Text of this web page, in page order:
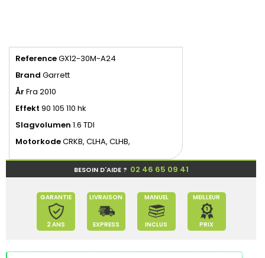
ReferenceGX12-30M-A24
Brand Garrett
År Fra 2010
Effekt 90 105 110 hk
Slagvolumen 1.6 TDI
MotorkodeCRKB, CLHA, CLHB,
BESOIN D'AIDE ? 02 46 65 09 41
GARANTIE
2 ANS
LIVRAISON
EXPRESS
MANUEL
INCLUS
MEILLEUR
PRIX